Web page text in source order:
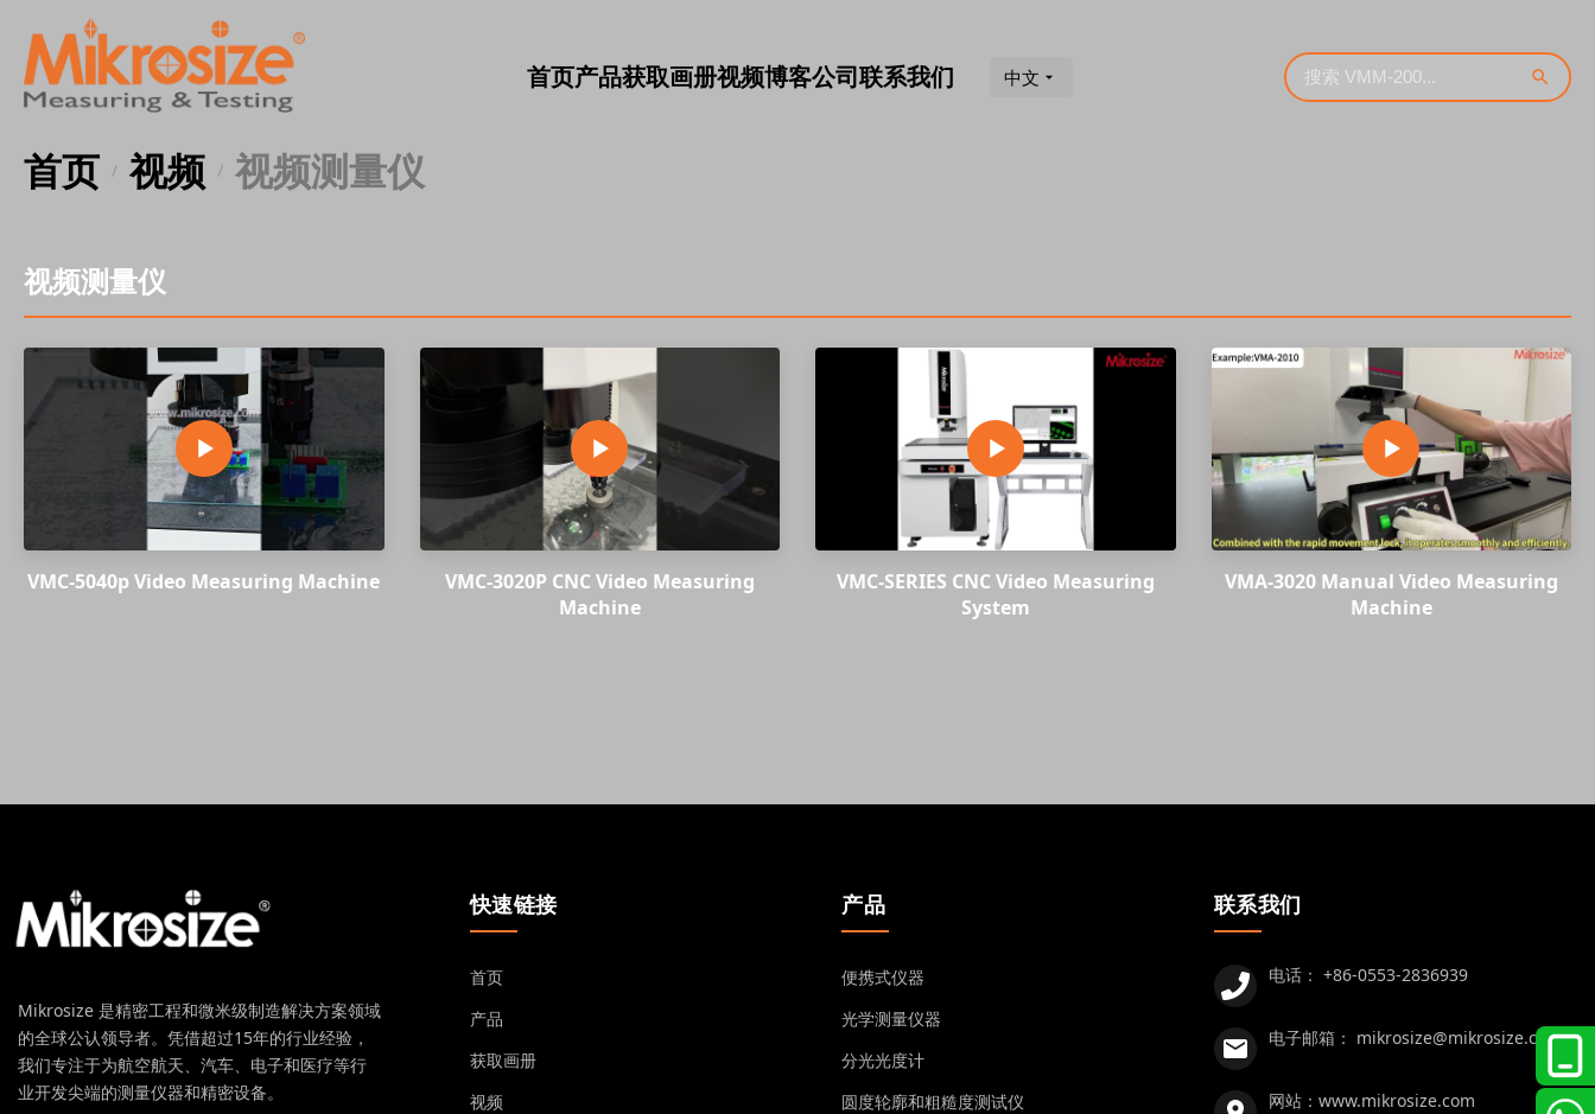
首页产品获取画册视频博客公司联系我们 中文
首页 / 视频 / 视频测量仪
视频测量仪
VMC-5040p Video Measuring Machine
VMC-3020P CNC Video Measuring
Machine
VMC-SERIES CNC Video Measuring
System
VMA-3020 Manual Video Measuring
Machine
Mikrosize 是精密工程和微米级制造解决方案领域
的全球公认领导者。凭借超过15年的行业经验，
我们专注于为航空航天、汽车、电子和医疗等行
业开发尖端的测量仪器和精密设备。
快速链接
首页
产品
获取画册
视频
产品
便携式仪器
光学测量仪器
分光光度计
圆度轮廓和粗糙度测试仪
联系我们
电话： +86-0553-2836939
电子邮箱： mikrosize@mikrosize.com
网站： www.mikrosize.com